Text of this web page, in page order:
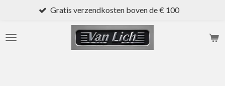
naar
Gratis verzendkosten boven de € 100